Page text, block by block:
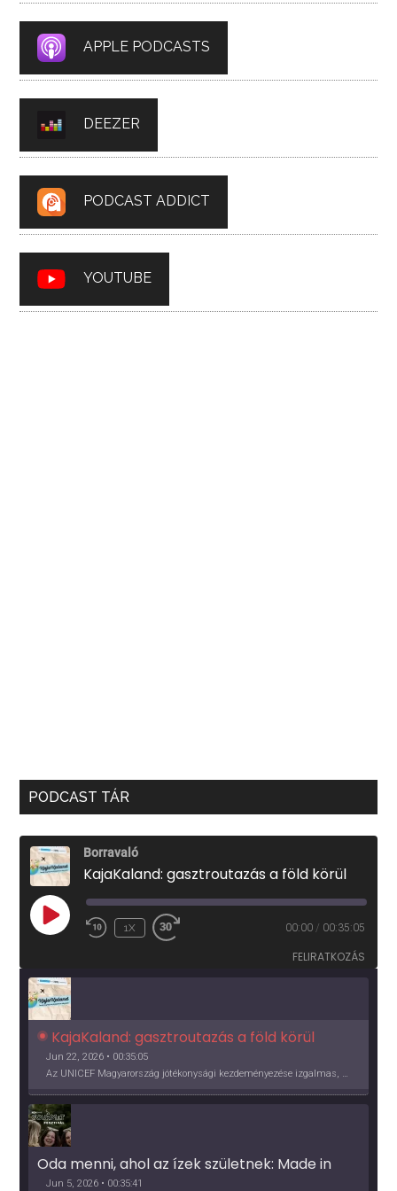
APPLE PODCASTS
DEEZER
PODCAST ADDICT
YOUTUBE
PODCAST TÁR
Borravaló
KajaKaland: gasztroutazás a föld körül
PLAY
EPISODE
1X 00:00 / 00:35:05
FELIRATKOZÁS
KajaKaland: gasztroutazás a föld körül
Jun 22, 2026 • 00:35:05
Az UNICEF Magyarország jótékonysági kezdeményezése izgalmas, egész éves világkörüli ízutazásra hív, igazi családi program és gasztroedukáció, illetve segítség a rászorulóknak is egyben.
Oda menni, ahol az ízek születnek: Made in
Vidék, Gourmet Fesztivál 2026
Jun 5, 2026 • 00:35:41